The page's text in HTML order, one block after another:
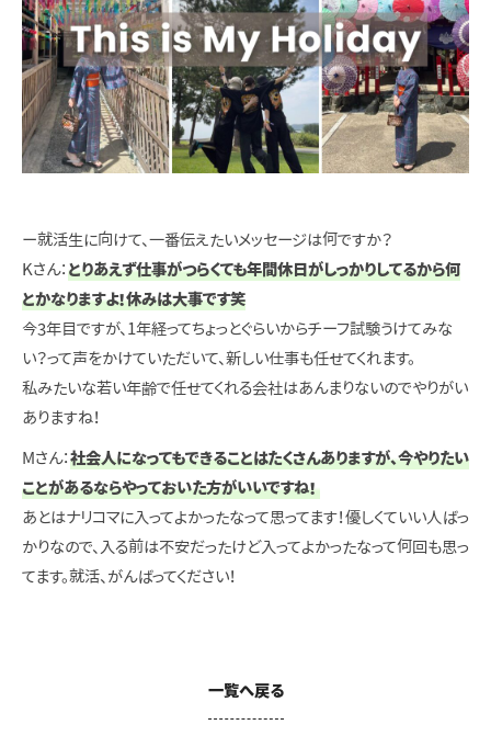
ー就活生に向けて、一番伝えたいメッセージは何ですか？
Kさん： とりあえず仕事がつらくても年間休日がしっかりしてるから何
とかなりますよ！休みは大事です笑
今3年目ですが、1年経ってちょっとぐらいからチーフ試験うけてみな
い？って声をかけていただいて、新しい仕事も任せてくれます。
私みたいな若い年齢で任せてくれる会社はあんまりないのでやりがい
ありますね！
Mさん： 社会人になってもできることはたくさんありますが、今やりたい
ことがあるならやっておいた方がいいですね！
あとはナリコマに入ってよかったなって思ってます！優しくていい人ばっ
かりなので、入る前は不安だったけど入ってよかったなって何回も思っ
てます。就活、がんばってください！
一覧へ戻る